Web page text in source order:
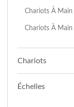
Chariots À
Chariots À
Chariots
Échelles